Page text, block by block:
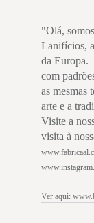
"Olá,
Lanifícios,
da Europa.
com
as mesmas
arte e a
Visite a
visita à
Ver aqui: